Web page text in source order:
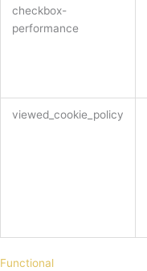
checkbox-
performance
viewed_cookie_policy
Functional